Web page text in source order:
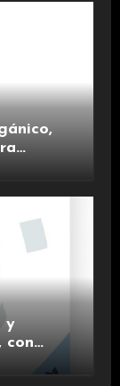
y
con
de